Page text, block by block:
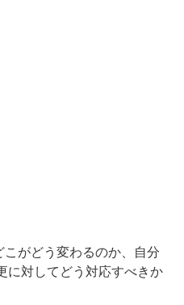
がどう変わるのか、自分
対してどう対応すべきか